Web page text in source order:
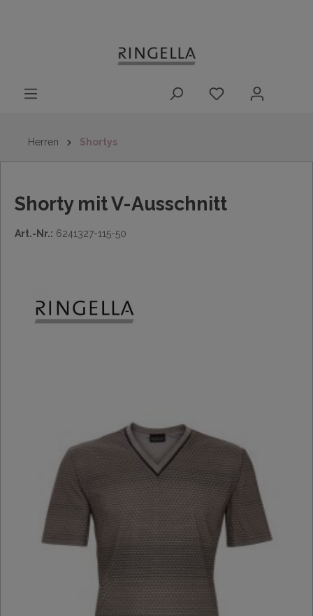
Herren Shortys
Shorty mit V-Ausschnitt
Art.-Nr.: 6241327-115-50